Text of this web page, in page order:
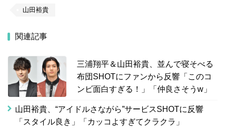
山田裕貴
関連記事
三浦翔平＆山田裕貴、並んで寝そべる
布団SHOTにファンから反響「このコ
ンビ面白すぎる！」「仲良さそうw」
山田裕貴、“アイドルさながら”サービスSHOTに反響
「スタイル良き」「カッコよすぎてクラクラ」